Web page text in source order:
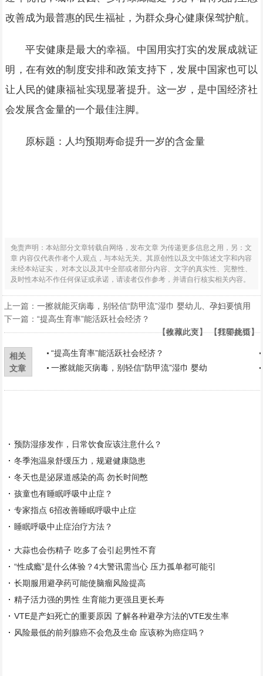
改善成为最普惠的民生福祉，为群众身心健康保驾护航。
平安健康是最大的幸福。中国用实打实的发展成就证
明，在有效的制度安排和政策支持下，发展中国家也可以
让人民的健康福祉实现显著提升。这一岁，是中国经济社
会发展含金量的一个最佳注脚。
原标题：人均预期寿命提升一岁的含金量
免责声明：本站部分文章转载自网络，发布文章 为传递更多信息之用，另：文
章 内容仅代表作者个人观点，与本站无关。其原创性以及文中陈述文字和内容
未经本站证实， 对本文以及其中全部或者部分内容、文字的真实性、完整性、
及时性本站不作任何保证或承诺，请读者仅作参考，并请自行核实相关内容。
上一篇：一擦就能灭病毒，别轻信“防甲流”湿巾 婴幼儿、孕妇要慎用
下一篇：“提高生育率”能活跃社会经济？
【收藏此页】 【打印此页】
【推荐此文】 【我要挑错】
相关
文章
“提高生育率”能活跃社会经济？
一擦就能灭病毒，别轻信“防甲流”湿巾 婴幼
预防湿疹发作，日常饮食应该注意什么？
冬季泡温泉舒缓压力，规避健康隐患
冬天也是泌尿道感染的高 勿长时间憋
孩童也有睡眠呼吸中止症？
专家指点 6招改善睡眠呼吸中止症
睡眠呼吸中止症治疗方法？
大蒜也会伤精子 吃多了会引起男性不育
“性成瘾”是什么体验？4大警讯需当心 压力孤单都可能引
长期服用避孕药可能使脑瘤风险提高
精子活力强的男性 生育能力更强且更长寿
VTE是产妇死亡的重要原因 了解各种避孕方法的VTE发生率
风险最低的前列腺癌不会危及生命 应该称为癌症吗？